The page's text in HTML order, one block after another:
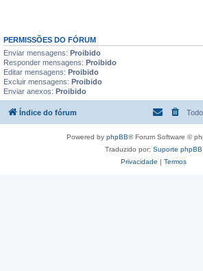
PERMISSÕES DO FÓRUM
Enviar mensagens: Proibido
Responder mensagens: Proibido
Editar mensagens: Proibido
Excluir mensagens: Proibido
Enviar anexos: Proibido
Índice do fórum
Powered by phpBB® Forum Software ©
Traduzido por: Suporte phpBB
Privacidade | Termos